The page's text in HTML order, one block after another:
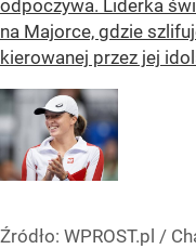
odpoczywa. Liderka
na Majorce, gdzie
kierowanej przez jej
Źródło: WPROST.pl /